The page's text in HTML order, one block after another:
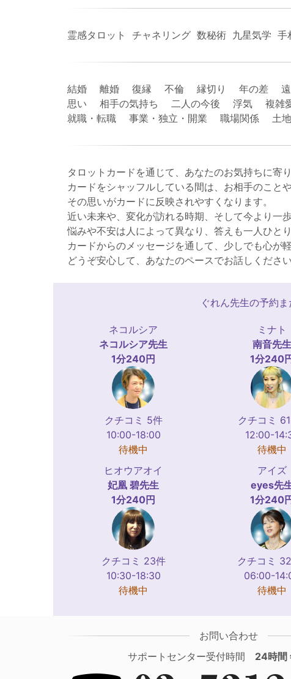
霊感タロット チャネリング 数秘術 九星気学 手
結婚 離婚 復縁 不倫 縁切り 年の差 遠
思い 相手の気持ち 二人の今後 浮気 複雑
就職・転職 事業・独立・開業 職場関係
タロットカードを通じて、あなたのお気持ちに寄
カードをシャッフルしている間は、お相手のこと
その思いがカードに反映されやすくなります。
近い未来や、変化が訪れる時期、そして今より一
悩みや不安は人によって異なり、答えも一人ひとり
カードからのメッセージを通して、少しでも心が
どうぞ安心して、あなたのペースでお話しください
ぐれん先生の予約
ネコルシア
ネコルシア先生
1分240円
クチコミ 5件
10:00-18:00
待機中
ミナト
南音先生
1分240
クチコミ
12:00-
待機中
ヒオウアオイ
妃凰 碧先生
1分240円
クチコミ 23件
10:30-18:30
待機中
アイズ
eyes先
1分240
クチコミ
06:00-
待機中
お問い合わせ
サポートセンター受付時間 24時間